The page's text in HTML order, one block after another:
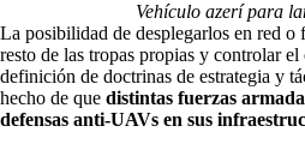
Vehículo azerí para
La posibilidad de desplegarlos en red o
resto de las tropas propias y controlar el
definición de doctrinas de estrategia y
hecho de que distintas fuerzas
defensas anti-UAVs en sus